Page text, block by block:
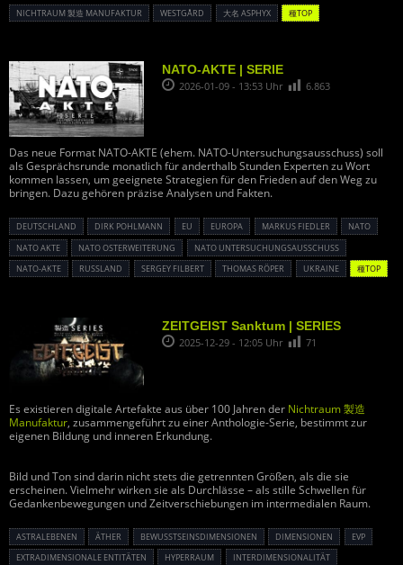
NICHTRAUM 製造 MANUFAKTUR WESTGÅRD 大名 ASPHYX 種TOP
NATO-AKTE | SERIE
2026-01-09 - 13:53 Uhr 6.863
Das neue Format NATO-AKTE (ehem. NATO-Untersuchungsausschuss) soll
als Gesprächsrunde monatlich für anderthalb Stunden Experten zu Wort
kommen lassen, um geeignete Strategien für den Frieden auf den Weg zu
bringen. Dazu gehören präzise Analysen und Fakten.
DEUTSCHLAND DIRK POHLMANN EU EUROPA MARKUS FIEDLER
NATO
NATO AKTE
NATO OSTERWEITERUNG
NATO UNTERSUCHUNGSAUSSCHUSS
NATO-AKTE
RUSSLAND SERGEY FILBERT THOMAS RÖPER UKRAINE 種TOP
ZEITGEIST Sanktum | SERIES
2025-12-29 - 12:05 Uhr 71
Es existieren digitale Artefakte aus über 100 Jahren der Nichtraum 製造
Manufaktur, zusammengeführt zu einer Anthologie-Serie, bestimmt zur
eigenen Bildung und inneren Erkundung.
Bild und Ton sind darin nicht stets die getrennten Größen, als die sie
erscheinen. Vielmehr wirken sie als Durchlässe – als stille Schwellen für
Gedankenbewegungen und Zeitverschiebungen im intermedialen Raum.
ASTRALEBENEN ÄTHER BEWUSSTSEINSDIMENSIONEN DIMENSIONEN
EVP
EXTRADIMENSIONALE ENTITÄTEN
HYPERRAUM
INTERDIMENSIONALITÄT